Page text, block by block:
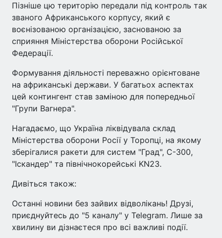
Пізніше цю територію передали під контроль так
званого Африканського корпусу, який є
воєнізованою організацією, заснованою за
сприяння Міністерства оборони Російської
Федерації.
Формування діяльності переважно орієнтоване
на африканські держави. У багатьох аспектах
цей контингент став заміною для попередньої
"Групи Вагнера".
Нагадаємо, що Україна ліквідувала склад
Міністерства оборони Росії у Торопці, на якому
зберігалися ракети для систем "Град", С-300,
"Іскандер" та північнокорейські KN23.
Дивіться також:
Останні новини без зайвих відволікань! Друзі,
приєднуйтесь до "5 каналу" у Telegram. Лише за
хвилину ви дізнаєтеся про всі важливі події.